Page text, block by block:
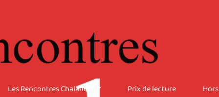
Les Rencontres Chaland Prix de lecture